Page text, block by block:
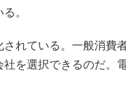
。
れている。一般消費
を選択できるのだ。